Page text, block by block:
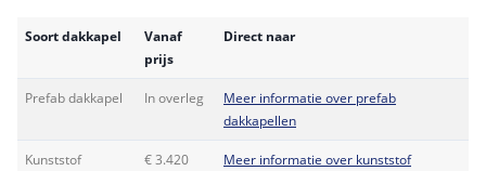
Soort dakkapel
Vanaf
prijs
Direct naar
Prefab dakkapel In overleg
Meer informatie over prefab
dakkapellen
Kunststof
€ 3.420
Meer informatie over kunststof